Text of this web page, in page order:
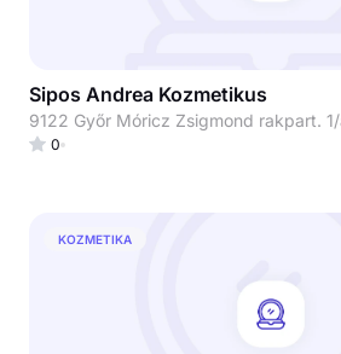
Sipos Andrea Kozmetikus
9122 Győr Móricz Zsigmond rakpart.
0
KOZMETIKA